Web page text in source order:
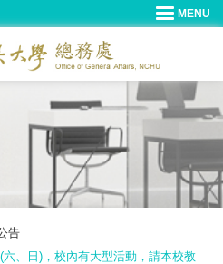
告
六、日)，校內有大型活動，請本校教